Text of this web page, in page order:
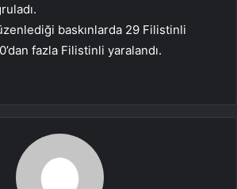
baskınlarda 29 Filistinli
fazla Filistinli yaralandı.